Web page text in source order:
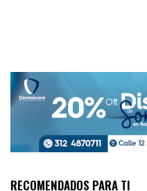
RECOMENDADOS PARA TI